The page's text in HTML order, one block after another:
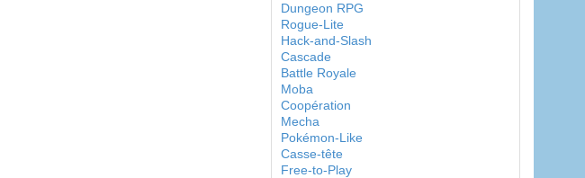
Dungeon RPG
Rogue-Lite
Hack-and-Slash
Cascade
Battle Royale
Moba
Coopération
Mecha
Pokémon-Like
Casse-tête
Free-to-Play